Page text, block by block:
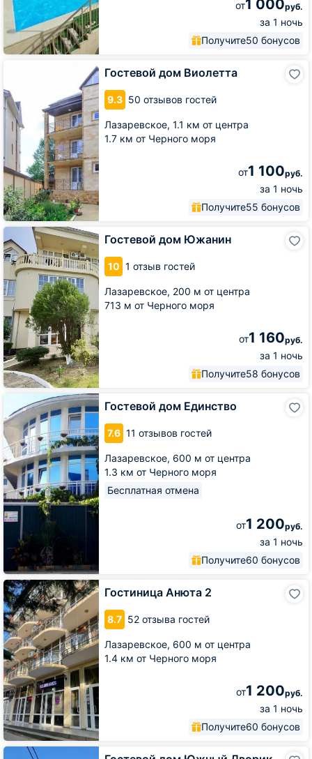
от1 000руб.
за 1 ночь
Получите50 бонусов
Гостевой дом Виолетта
9.3 50 отзывов гостей
Лазаревское, 1.1 км от центра
1.7 км от Черного моря
от1 100руб.
за 1 ночь
Получите55 бонусов
Виолетта
Гостевой дом Южанин
10 1 отзыв гостей
Лазаревское, 200 м от центра
713 м от Черного моря
от1 160руб.
за 1 ночь
Получите58 бонусов
Гостевой
дом
Южанин
Гостевой дом Единство
7.6 11 отзывов гостей
Лазаревское, 600 м от центра
1.3 км от Черного моря
Бесплатная отмена
от1 200руб.
за 1 ночь
Получите60 бонусов
Гостевой
дом
Единство
Гостиница Анюта 2
8.7 52 отзыва гостей
Лазаревское, 600 м от центра
1.4 км от Черного моря
от1 200руб.
за 1 ночь
Получите60 бонусов
Гостиница
Анюта
2
Гостевой